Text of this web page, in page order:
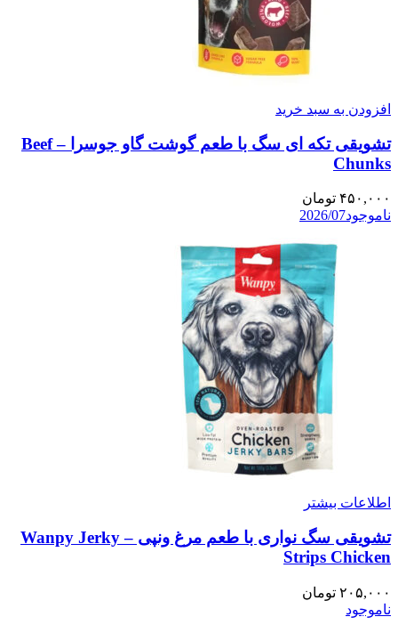
افزودن به سبد خرید
تشویقی تکه ای سگ با طعم گوشت گاو جوسرا – Beef
Chunks
۴۵۰,۰۰۰ تومان
ناموجود2026/07
اطلاعات بیشتر
تشویقی سگ نواری با طعم مرغ ونپی – Wanpy Jerky
Strips Chicken
۲۰۵,۰۰۰ تومان
ناموجود